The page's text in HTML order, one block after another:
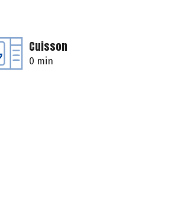
Cuisson
0 min